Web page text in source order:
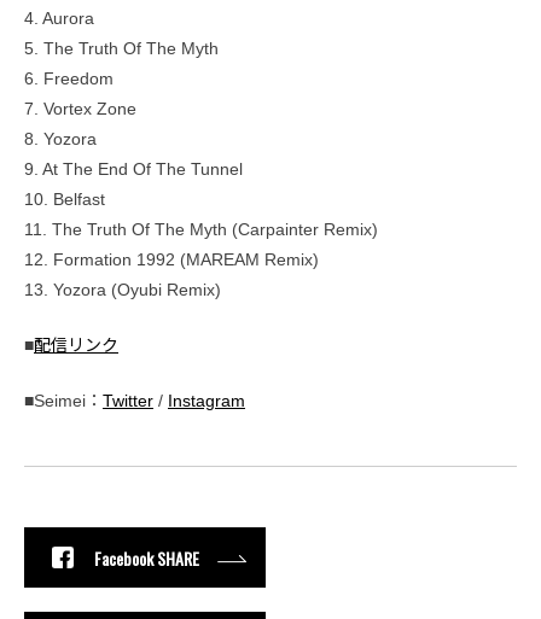
4. Aurora
5. The Truth Of The Myth
6. Freedom
7. Vortex Zone
8. Yozora
9. At The End Of The Tunnel
10. Belfast
11. The Truth Of The Myth (Carpainter Remix)
12. Formation 1992 (MAREAM Remix)
13. Yozora (Oyubi Remix)
■配信リンク
■Seimei： Twitter / Instagram
Facebook SHARE